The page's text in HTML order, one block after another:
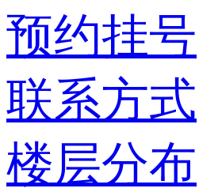
预约挂号
联系方式
楼层分布